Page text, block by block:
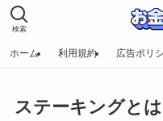
検索
ホーム 利用規約 広告ポリ
ステーキングと